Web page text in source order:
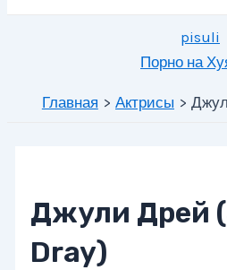
pisuli
Порно на
Главная Актрисы
Джули Дрей
Dray)